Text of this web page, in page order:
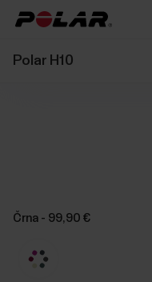
Polar H10
Črna - 99,90 €